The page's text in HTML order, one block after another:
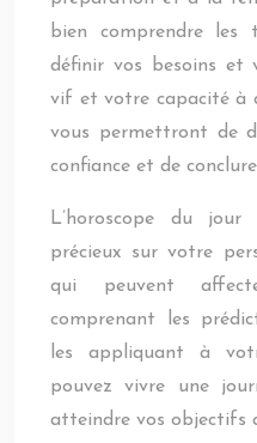
bien comprendre
définir vos besoins et
vif et votre capacité à
vous permettront de
confiance et de
L’horoscope du
précieux sur votre
qui peuvent
comprenant les
les appliquant à
pouvez vivre une
atteindre vos objectifs